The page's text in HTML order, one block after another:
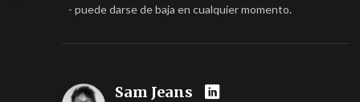
- puede darse de baja en cualquier momento.
Sam Jeans